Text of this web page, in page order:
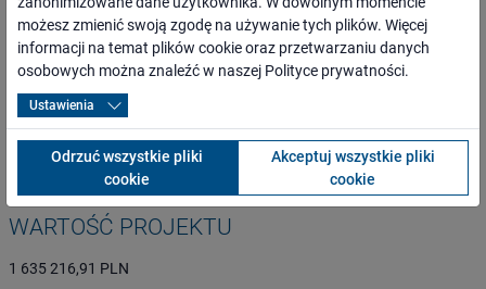
ogół społeczeństwa, mieszkańcy najbliższego otoczenia inwestycji
oraz całego regionu,
osoby o ograniczonej możliwości poruszania się,
przewoźnicy oraz inni kontrahenci,
media lokalne, regionalne, branżowe i ogólnopolskie,
administracja rządowa i samorządowa,
organizacje pozarządowe.
WARTOŚĆ PROJEKTU
1 635 216,91 PLN
możesz zmienić swoją zgodę na używanie tych plików. Więcej
informacji na temat plików cookie oraz przetwarzaniu danych
osobowych można znaleźć w naszej Polityce prywatności.
Ustawienia
Odrzuć wszystkie pliki
cookie
Akceptuj wszystkie pliki
cookie